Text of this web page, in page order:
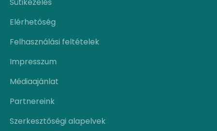
Sütikezelés
Elérhetőség
Felhasználási feltételek
Impresszum
Médiaajánlat
Partnereink
Szerkesztőségi alapelvek